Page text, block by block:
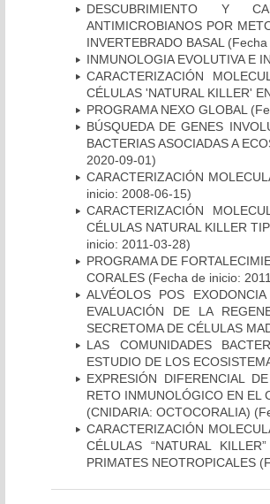
DESCUBRIMIENTO Y
ANTIMICROBIANOS POR
INVERTEBRADO BASAL
INMUNOLOGIA EVOLUTIVA E
CARACTERIZACIÓN
CÉLULAS 'NATURAL KILLER'
PROGRAMA NEXO GLOBAL
BÚSQUEDA DE GENES
BACTERIAS ASOCIADAS A
2020-09-01)
CARACTERIZACIÓN
inicio: 2008-06-15)
CARACTERIZACIÓN
CÉLULAS NATURAL KILLER
inicio: 2011-03-28)
PROGRAMA DE
CORALES (Fecha de inicio:
ALVÉOLOS POS
EVALUACIÓN DE LA
SECRETOMA DE CÉLULAS
LAS COMUNIDADES
ESTUDIO DE LOS
EXPRESIÓN DIFERENCIAL
RETO INMUNOLÓGICO EN EL
(CNIDARIA: OCTOCORALIA)
CARACTERIZACIÓN
CÉLULAS “NATURAL
PRIMATES NEOTROPICALES